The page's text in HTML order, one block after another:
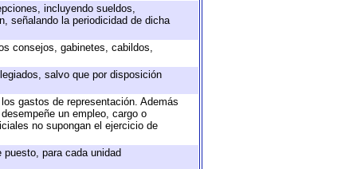
incluyendo sueldos,
señalando la periodicidad de dicha
consejos, gabinetes, cabildos,
salvo que por disposición
gastos de representación. Además
un empleo, cargo o
no supongan el ejercicio de
para cada unidad